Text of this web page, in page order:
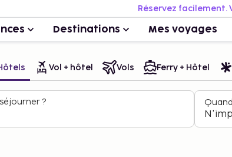
Réservez facilement.
Destinations Mes voyages
Vol + hôtel Vols Ferry + Hôtel
?